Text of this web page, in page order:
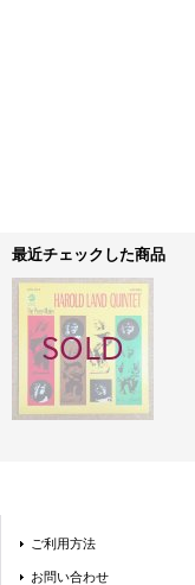
最近チェックした商品
ご利用方法
お問い合わせ